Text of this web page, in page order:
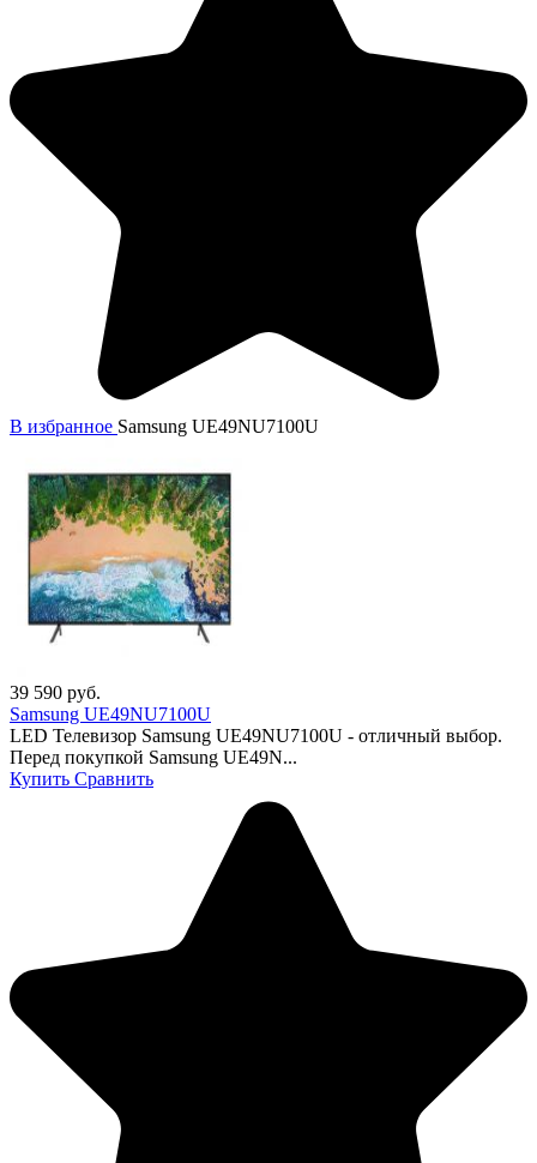
В избранное Samsung UE49NU7100U
39 590 руб.
Samsung UE49NU7100U
LED Телевизор Samsung UE49NU7100U - отличный выбор.
Перед покупкой Samsung UE49N...
Купить Сравнить